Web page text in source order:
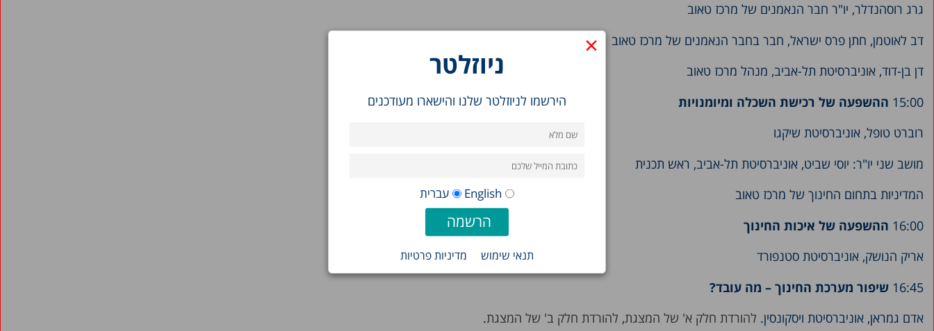
×
ניוזלטר
הירשמו לניוזלטר שלנו והישארו מעודכנים
English עברית
תנאי שימוש מדיניות פרטיות
גרג רוסהנדלר, יו"ר חבר הנאמנים של מרכז טאוב
דב לאוטמן, חתן פרס ישראל, חבר בחבר הנאמנים של מרכז טאוב
דן בן-דוד, אוניברסיטת תל-אביב, מנהל מרכז טאוב
15:00 ההשפעה של רכישת השכלה ומיומנויות
רוברט טופל, אוניברסיטת שיקגו
מושב שני יו"ר: יוסי שביט, אוניברסיטת תל-אביב, ראש תכנית
המדיניות בתחום החינוך של מרכז טאוב
16:00 ההשפעה של איכות החינוך
אריק הנושק, אוניברסיטת סטנפורד
16:45 שיפור מערכת החינוך – מה עובד?
אדם גמראן, אוניברסיטת ויסקונסין. להורדת חלק א' של המצגת, להורדת חלק ב' של המצגת.